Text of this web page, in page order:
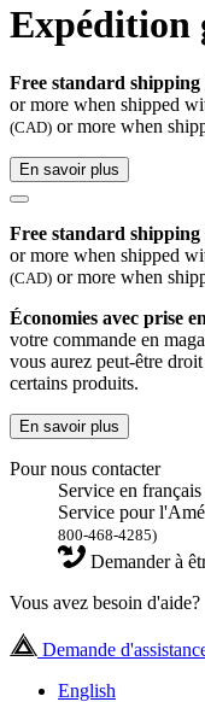
Expédition
Free standard shipping
or more when shipped
(CAD) or more when
En savoir plus
Free standard shipping
or more when shipped
(CAD) or more when
Économies avec prise
votre commande en
vous aurez peut-être
certains produits.
En savoir plus
Pour nous contacter
Service en
Service pour
800-468-4285)
Demander à
Vous avez besoin d'aide?
Demande
English